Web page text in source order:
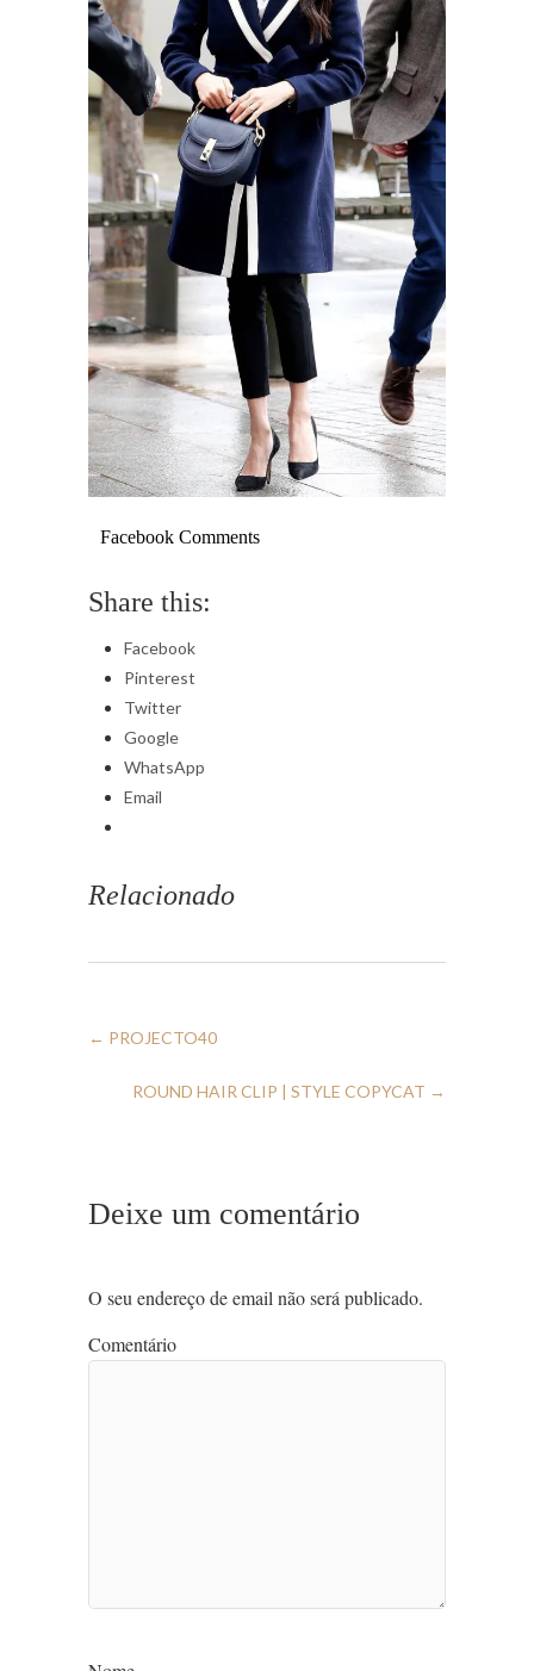
Facebook Comments
Share this:
Facebook
Pinterest
Twitter
Google
WhatsApp
Email
Relacionado
← PROJECTO40
ROUND HAIR CLIP | STYLE COPYCAT →
Deixe um comentário
O seu endereço de email não será publicado.
Comentário